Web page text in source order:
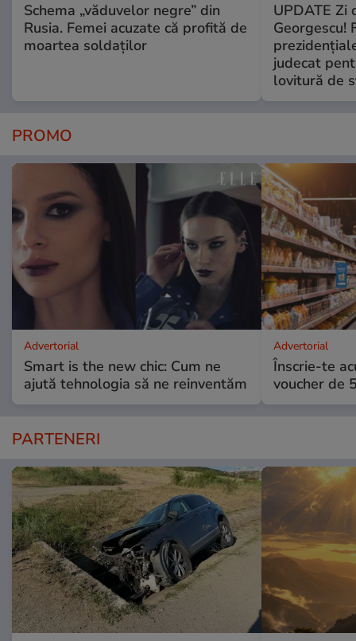
Schema „văduvelor negre” din
Rusia. Femei acuzate că profită de
moartea soldaților
UPDATE Zi
Georgescu!
judecat
lovitură de
PROMO
Advertorial
Smart is the new chic: Cum ne
ajută tehnologia să ne reinventăm
Advertorial
Înscrie-te
voucher de
PARTENERI